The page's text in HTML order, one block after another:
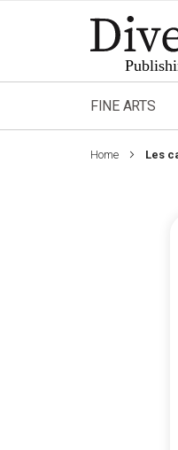
to
Content
FINE ARTS
Home Les